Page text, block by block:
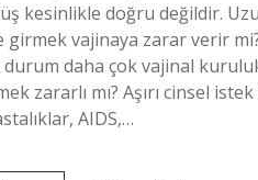
kesinlikle doğru değildir.
vajinaya zarar verir
daha çok vajinal
zararlı mı? Aşırı cinsel
AIDS,…